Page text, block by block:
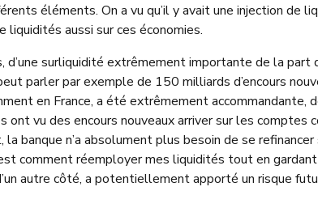
éléments. On a vu qu’il y avait une injection
liquidités aussi sur ces économies.
d’une surliquidité extrêmement importante de la
parler par exemple de 150 milliards d’encours
en France, a été extrêmement accommandante,
ont vu des encours nouveaux arriver sur les
banque n’a absolument plus besoin de se
comment réemployer mes liquidités tout en
autre côté, a potentiellement apporté un risque